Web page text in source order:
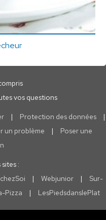
vos questions
| Protection des données
|
un problème |
Poser une
:
| Webjunior |
Sur-
Pizza | LesPiedsdanslePlat